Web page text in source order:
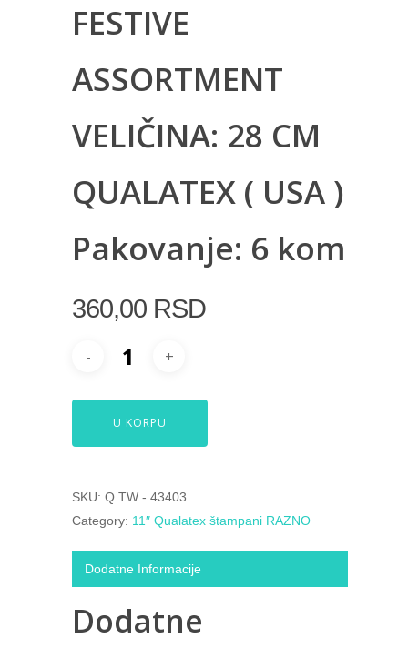
FESTIVE
ASSORTMENT
VELIČINA: 28 CM
QUALATEX ( USA )
Pakovanje: 6 kom
360,00 RSD
U KORPU
SKU: Q.TW - 43403
Category: 11″ Qualatex štampani RAZNO
Dodatne Informacije
Dodatne